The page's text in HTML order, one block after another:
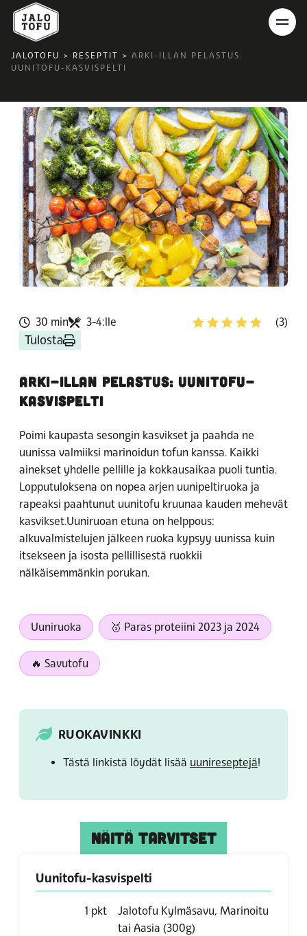
JALOTOFU > RESEPTIT > ARKI-ILLAN PELASTUS:
UUNITOFU-KASVISPELTI
30 min 3-4:lle
Tulosta
(3)
ARKI-ILLAN PELASTUS: UUNITOFU-
KASVISPELTI
Poimi kaupasta sesongin kasvikset ja paahda ne
uunissa valmiiksi marinoidun tofun kanssa. Kaikki
ainekset yhdelle pellille ja kokkausaikaa puoli tuntia.
Lopputuloksena on nopea arjen uunipeltiruoka ja
rapeaksi paahtunut uunitofu kruunaa kauden mehevät
kasvikset.Uuniruoan etuna on helppous:
alkuvalmistelujen jälkeen ruoka kypsyy uunissa kuin
itsekseen ja isosta pellillisestä ruokkii
nälkäisemmänkin porukan.
Uuniruoka 🥇 Paras proteiini 2023 ja 2024
🔥 Savutofu
RUOKAVINKKI
Tästä linkistä löydät lisää uunireseptejä!
NÄITÄ TARVITSET
Uunitofu-kasvispelti
1 pkt
Jalotofu Kylmäsavu, Marinoitu
tai Aasia (300g)